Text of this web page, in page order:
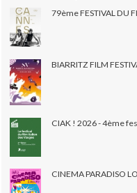
79ème FESTIVAL DU
BIARRITZ FILM
CIAK ! 2026 - 4ème
CINEMA PARADISO